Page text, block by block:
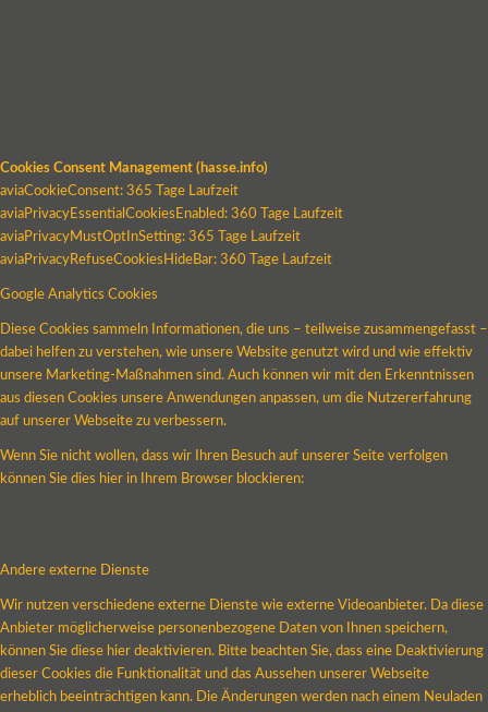
Cookies Consent Management (hasse.info)
aviaCookieConsent: 365 Tage Laufzeit
aviaPrivacyEssentialCookiesEnabled: 360 Tage Laufzeit
aviaPrivacyMustOptInSetting: 365 Tage Laufzeit
aviaPrivacyRefuseCookiesHideBar: 360 Tage Laufzeit
Google Analytics Cookies
Diese Cookies sammeln Informationen, die uns – teilweise zusammengefasst –
dabei helfen zu verstehen, wie unsere Website genutzt wird und wie effektiv
unsere Marketing-Maßnahmen sind. Auch können wir mit den Erkenntnissen
aus diesen Cookies unsere Anwendungen anpassen, um die Nutzererfahrung
auf unserer Webseite zu verbessern.
Wenn Sie nicht wollen, dass wir Ihren Besuch auf unserer Seite verfolgen
können Sie dies hier in Ihrem Browser blockieren:
Andere externe Dienste
Wir nutzen verschiedene externe Dienste wie externe Videoanbieter. Da diese
Anbieter möglicherweise personenbezogene Daten von Ihnen speichern,
können Sie diese hier deaktivieren. Bitte beachten Sie, dass eine Deaktivierung
dieser Cookies die Funktionalität und das Aussehen unserer Webseite
erheblich beeinträchtigen kann. Die Änderungen werden nach einem Neuladen